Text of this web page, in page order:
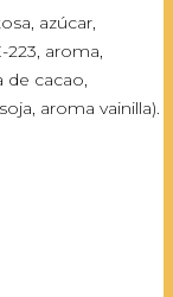
azúcar,
223, aroma,
de cacao,
aroma vainilla).